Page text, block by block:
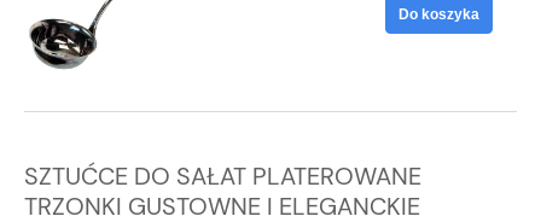
Do koszyka
SZTUĆCE DO SAŁAT PLATEROWANE
TRZONKI GUSTOWNE I ELEGANCKIE